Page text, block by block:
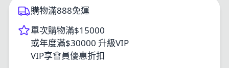
購物滿888免運
單次購物滿$15000
或年度滿$30000 升級VIP
VIP享會員優惠折扣